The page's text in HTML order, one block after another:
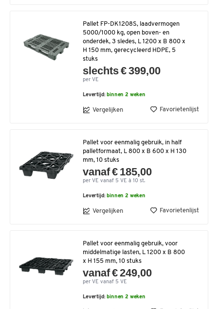
Pallet FP-DK1208S, laadvermogen
5000/1000 kg, open boven- en
onderdek, 3 sledes, L 1200 x B 800 x
H 150 mm, gerecycleerd HDPE, 5
stuks
slechts € 399,00
per VE
Levertijd: binnen 2 weken
Vergelijken Favorietenlijst
Pallet voor eenmalig gebruik, in half
palletformaat, L 800 x B 600 x H 130
mm, 10 stuks
vanaf € 185,00
per VE vanaf 5 VE à 10 st.
Levertijd: binnen 2 weken
Vergelijken Favorietenlijst
Pallet voor eenmalig gebruik, voor
middelmatige lasten, L 1200 x B 800
x H 155 mm, 10 stuks
vanaf € 249,00
per VE vanaf 5 VE
Levertijd: binnen 2 weken